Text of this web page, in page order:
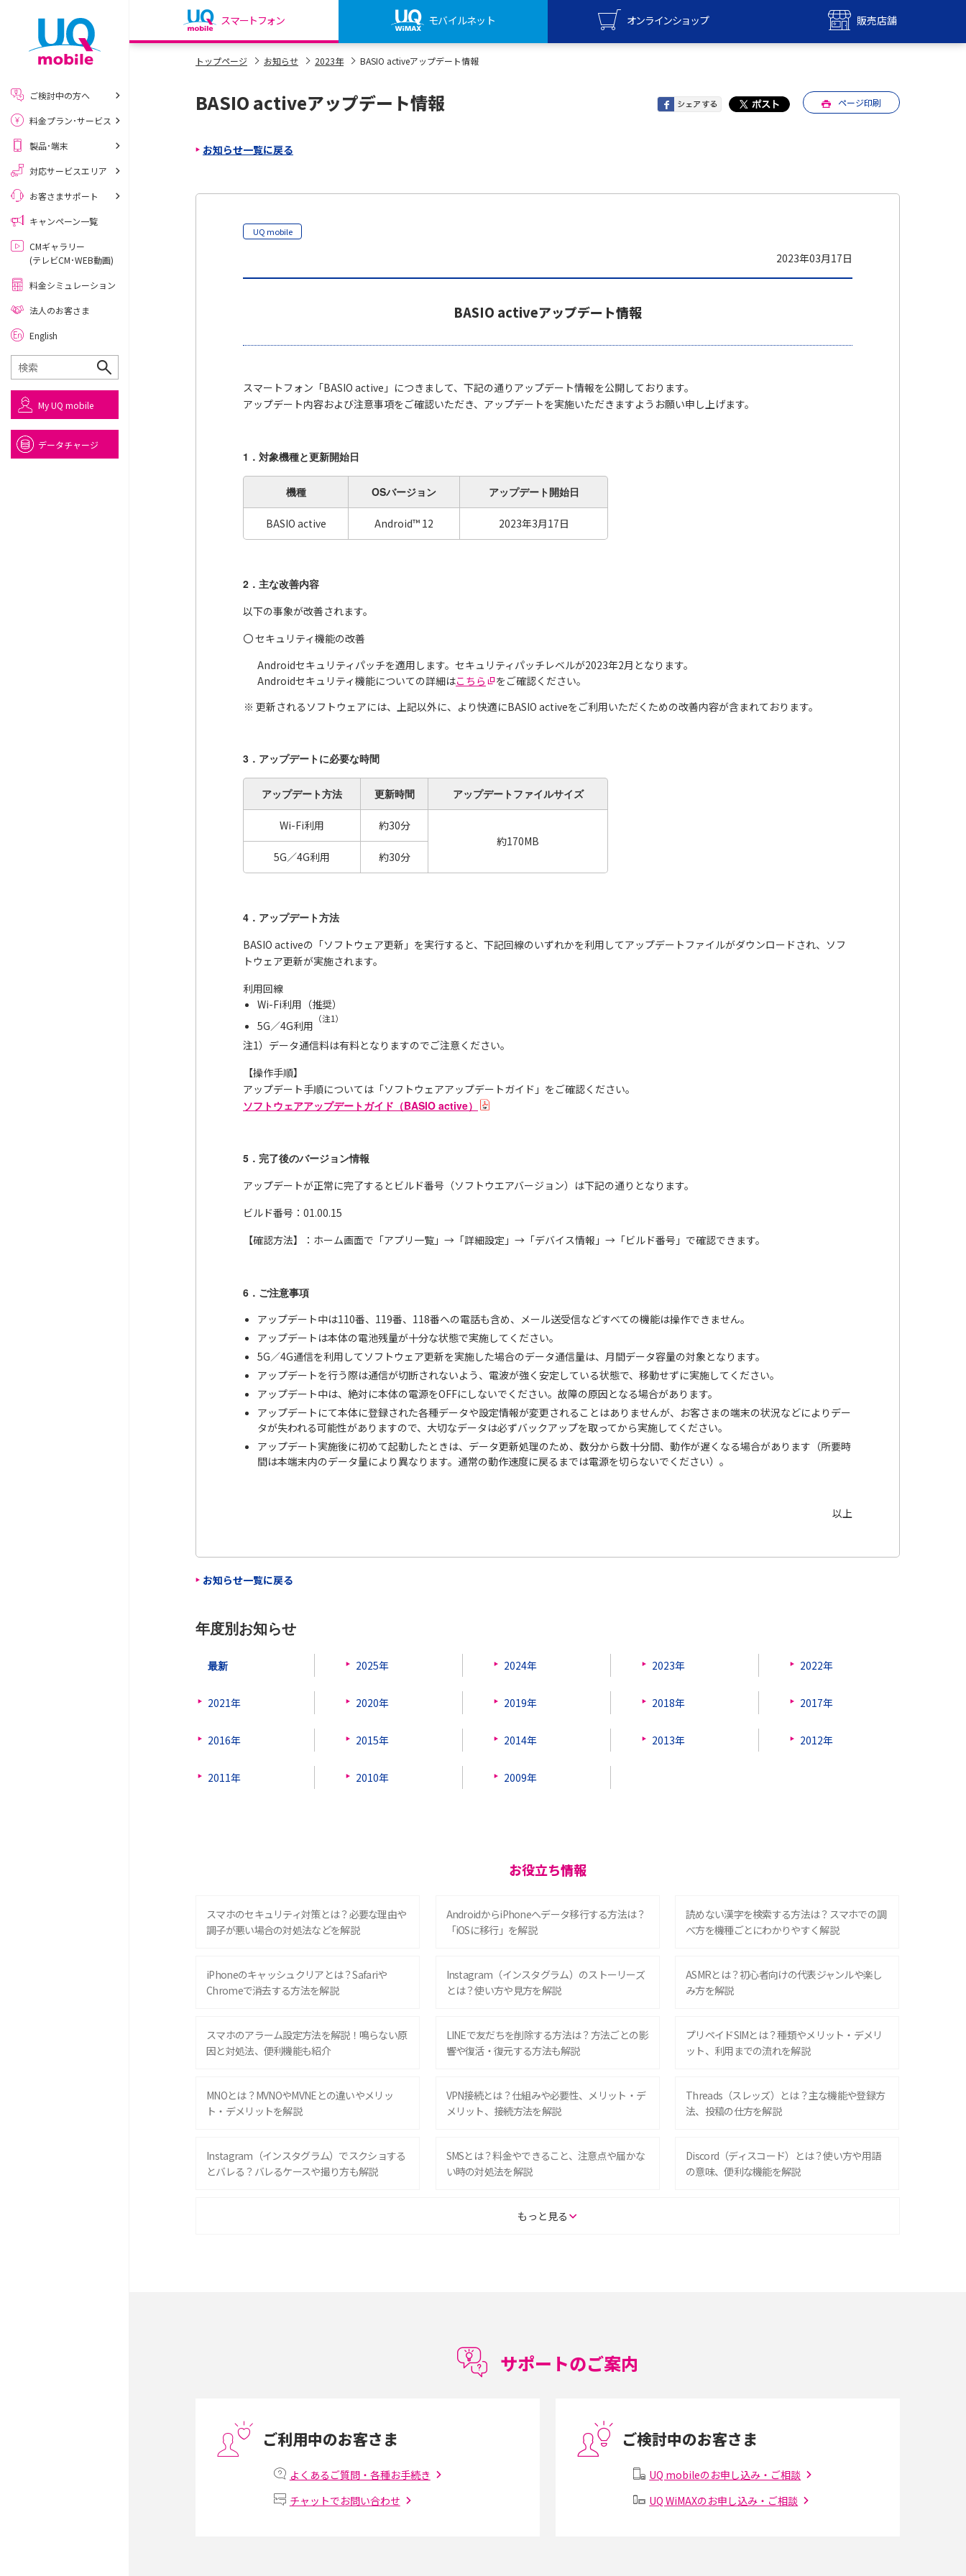
スマートフォン モバイルネット オンラインショップ 販売店舗
my UQ WiMAX
My UQ mobile
UQ mobile
UQ WiMAX
トップページ お知らせ 2023年 BASIO activeアップデート情報
BASIO activeアップデート情報 ページ印刷
お知らせ一覧に戻る
UQ mobile
2023年03月17日
BASIO activeアップデート情報
スマートフォン「BASIO active」につきまして、下記の通りアップデート情報を公開しております。
アップデート内容および注意事項をご確認いただき、アップデートを実施いただきますようお願い申し上げます。
1．対象機種と更新開始日
機種 OSバージョン アップデート開始日
BASIO active Android™ 12 2023年3月17日
2．主な改善内容
以下の事象が改善されます。
〇 セキュリティ機能の改善
Androidセキュリティパッチを適用します。セキュリティパッチレベルが2023年2月となります。
Androidセキュリティ機能についての詳細はこちら
をご確認ください。
更新されるソフトウェアには、上記以外に、より快適にBASIO activeをご利用いただくための改善内容が含まれております。
3．アップデートに必要な時間
アップデート方法 更新時間 アップデート ファイルサイズ
Wi-Fi利用
約30分
約170MB
5G／4G利用
約30分
4．アップデート方法
BASIO activeの「ソフトウェア更新」を実行すると、下記回線のいずれかを利用してアップデートファイルがダウンロードされ、ソフ
トウェア更新が実施されます。
利用回線
Wi-Fi利用（推奨）
5G／4G利用
（注1）
注1）データ通信料は有料となりますのでご注意ください。
【操作手順】
アップデート手順については「ソフトウェアアップデートガイド」をご確認ください。
ソフトウェアアップデートガイド（BASIO active）
5．完了後のバージョン情報
アップデートが正常に完了するとビルド番号（ソフトウエアバージョン）は下記の通りとなります。
ビルド番号：01.00.15
【確認方法】：ホーム画面で「アプリ一覧」→「詳細設定」→「デバイス情報」→「ビルド番号」で確認できます。
6．ご注意事項
アップデート中は110番、119番、118番への電話も含め、メール送受信などすべての機能は操作できません。
アップデートは本体の電池残量が十分な状態で実施してください。
5G／4G通信を利用してソフトウェア更新を実施した場合のデータ通信量は、月間データ容量の対象となります。
アップデートを行う際は通信が切断されないよう、電波が強く安定している状態で、移動せずに実施してください。
アップデート中は、絶対に本体の電源をOFFにしないでください。故障の原因となる場合があります。
アップデートにて本体に登録された各種データや設定情報が変更されることはありませんが、お客さまの端末の状況などによりデー
タが失われる可能性がありますので、大切なデータは必ずバックアップを取ってから実施してください。
アップデート実施後に初めて起動したときは、データ更新処理のため、数分から数十分間、動作が遅くなる場合があります（所要時
間は本端末内のデータ量により異なります。通常の動作速度に戻るまでは電源を切らないでください）。
以上
お知らせ一覧に戻る
年度別お知らせ
最新 2025年 2024年 2023年 2022年
2021年 2020年 2019年 2018年 2017年
2016年 2015年 2014年 2013年 2012年
2011年 2010年 2009年
お役立ち情報
スマホのセキュリティ対策とは？必要な理由や
調子が悪い場合の対処法などを解説
AndroidからiPhoneへデータ移行する方法は？
「iOSに移行」を解説
読めない漢字を検索する方法は？スマホでの調
べ方を機種ごとにわかりやすく解説
iPhoneのキャッシュクリアとは？Safariや
Chromeで消去する方法を解説
Instagram（インスタグラム）のストーリーズ
とは？使い方や見方を解説
ASMRとは？初心者向けの代表ジャンルや楽し
み方を解説
スマホのアラーム設定方法を解説！鳴らない原
因と対処法、便利機能も紹介
LINEで友だちを削除する方法は？方法ごとの影
響や復活・復元する方法も解説
プリペイドSIMとは？種類やメリット・デメリ
ット、利用までの流れを解説
MNOとは？MVNOやMVNEとの違いやメリッ
ト・デメリットを解説
VPN接続とは？仕組みや必要性、メリット・デ
メリット、接続方法を解説
Threads（スレッズ）とは？主な機能や登録方
法、投稿の仕方を解説
Instagram（インスタグラム）でスクショする
とバレる？バレるケースや撮り方も解説
SMSとは？料金やできること、注意点や届かな
い時の対処法を解説
Discord（ディスコード）とは？使い方や用語
の意味、便利な機能を解説
iPhone 16eとiPhone 14を徹底比較！スペッ
ト・デメリットを詳しく紹介
非通知設定とは？184で電話をかける方法や
iPhone・Androidの設定を解説
iCloudの使用容量を減らす9つの方法！使用状
の設定方法やおススメを紹介
もっと見る
サポートのご案内
ご利用中のお客さま
よくあるご質問・各種お手続き
チャットでお問い合わせ
ご検討中のお客さま
UQ mobileのお申し込み・ご相談
UQ WiMAXのお申し込み・ご相談
ご検討中の方へ
料金プラン･サービス
製品･端末
対応サービスエリア
お客さまサポート
キャンペーン一覧
CMギャラリー
(テレビCM･WEB動画)
料金シミュレーション
法人のお客さま
English
My UQ mobile
データチャージ